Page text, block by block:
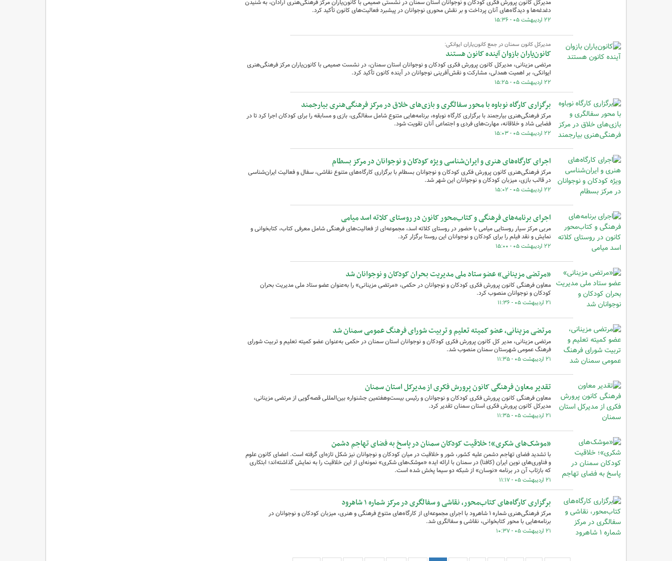
مدیرکل کانون پرورش فکری کودکان و نوجوانان استان سمنان در نشستی صمیمی با کانون‌یاران مرکز فرهنگی‌هنری آرادان، به شنیدن
دغدغه‌ها و دیدگاه‌های آنان پرداخت و بر نقش محوری نوجوانان در پیشبرد فعالیت‌های کانون تأکید کرد.
۲۲ اردیبهشت ۰۵ - ۱۵:۳۶
مدیرکل کانون سمنان در جمع کانون‌یاران ایوانکی:
کانون‌یاران بازوان آینده کانون هستند
مرتضی مزینانی، مدیرکل کانون پرورش فکری کودکان و نوجوانان استان سمنان، در نشست صمیمی با کانون‌یاران مرکز فرهنگی‌هنری
ایوانکی، بر اهمیت همدلی، مشارکت و نقش‌آفرینی نوجوانان در آینده کانون تأکید کرد.
۲۲ اردیبهشت ۰۵ - ۱۵:۲۵
برگزاری کارگاه نوباوه با محور سفالگری و بازی‌های خلاق در مرکز فرهنگی‌هنری بیارجمند
مرکز فرهنگی‌هنری بیارجمند با برگزاری کارگاه نوباوه، برنامه‌هایی متنوع شامل سفالگری، بازی و مسابقه را برای کودکان اجرا کرد تا در
فضایی شاد و خلاقانه، مهارت‌های فردی و اجتماعی آنان تقویت شود.
۲۲ اردیبهشت ۰۵ - ۱۵:۰۳
اجرای کارگاه‌های هنری و ایران‌شناسی ویژه کودکان و نوجوانان در مرکز بسطام
مرکز فرهنگی‌هنری کانون پرورش فکری کودکان و نوجوانان بسطام با برگزاری کارگاه‌های متنوع نقاشی، سفال و فعالیت ایران‌شناسی
در قالب بازی، میزبان کودکان و نوجوانان این شهر شد.
۲۲ اردیبهشت ۰۵ - ۱۵:۰۲
اجرای برنامه‌های فرهنگی و کتاب‌محور کانون در روستای کلاته اسد میامی
مربی مرکز سیار روستایی میامی با حضور در روستای کلاته اسد، مجموعه‌ای از فعالیت‌های فرهنگی شامل معرفی کتاب، کتابخوانی و
نمایش و نقد فیلم را برای کودکان و نوجوانان این روستا برگزار کرد.
۲۲ اردیبهشت ۰۵ - ۱۵:۰۰
«مرتضی مزینانی» عضو ستاد ملی مدیریت بحران کودکان و نوجوانان شد
معاون فرهنگی کانون پرورش فکری کودکان و نوجوانان در حکمی، «مرتضی مزینانی» را به‌عنوان عضو ستاد ملی مدیریت بحران
کودکان و نوجوانان منصوب کرد.
۲۱ اردیبهشت ۰۵ - ۱۱:۳۶
مرتضی مزینانی، عضو کمیته تعلیم و تربیت شورای فرهنگ عمومی سمنان شد
مرتضی مزینانی، مدیر کل کانون پرورش فکری کودکان و نوجوانان استان سمنان در حکمی به‌عنوان عضو کمیته تعلیم و تربیت شورای
فرهنگ عمومی شهرستان سمنان منصوب شد.
۲۱ اردیبهشت ۰۵ - ۱۱:۳۵
تقدیر معاون فرهنگی کانون پرورش فکری از مدیرکل استان سمنان
معاون فرهنگی کانون پرورش فکری کودکان و نوجوانان و رئیس بیست‌وهفتمین جشنواره بین‌المللی قصه‌گویی از مرتضی مزینانی،
مدیرکل کانون پرورش فکری استان سمنان تقدیر کرد.
۲۱ اردیبهشت ۰۵ - ۱۱:۳۵
«موشک‌های شکری»؛ خلاقیت کودکان سمنان در پاسخ به فضای تهاجم دشمن
با تشدید فضای تهاجم دشمن علیه کشور، شور و خلاقیت در میان کودکان و نوجوانان نیز شکل تازه‌ای گرفته است. اعضای کانون علوم
و فناوری‌های نوین ایران (کافنا) در سمنان با ارائه ایده «موشک‌های شکری» نمونه‌ای از این خلاقیت را به نمایش گذاشته‌اند؛ ابتکاری
که بازتاب آن در برنامه «نوسان» از شبکه دو سیما پخش شده است.
۲۱ اردیبهشت ۰۵ - ۱۱:۱۷
برگزاری کارگاه‌های کتاب‌محور، نقاشی و سفالگری در مرکز شماره ۱ شاهرود
مرکز فرهنگی‌هنری شماره ۱ شاهرود با اجرای مجموعه‌ای از کارگاه‌های متنوع فرهنگی و هنری، میزبان کودکان و نوجوانان در
برنامه‌هایی با محور کتابخوانی، نقاشی و سفالگری شد.
۲۱ اردیبهشت ۰۵ - ۱۰:۳۷